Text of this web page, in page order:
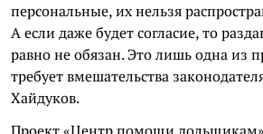
персональные, их нельзя
А если даже будет согласие, то
равно не обязан. Это лишь одна из
требует вмешательства
Хайдуков.